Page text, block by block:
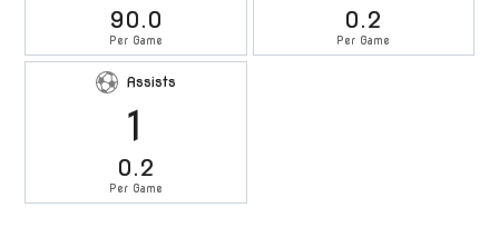
90.0
Per Game
0.2
Per Game
Assists
1
0.2
Per Game